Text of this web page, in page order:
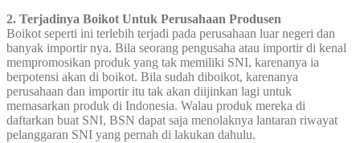
2. Terjadinya Boikot Untuk Perusahaan Produsen
Boikot seperti ini terlebih terjadi pada perusahaan luar negeri dan
banyak importir nya. Bila seorang pengusaha atau importir di kenal
mempromosikan produk yang tak memiliki SNI, karenanya ia
berpotensi akan di boikot. Bila sudah diboikot, karenanya
perusahaan dan importir itu tak akan diijinkan lagi untuk
memasarkan produk di Indonesia. Walau produk mereka di
daftarkan buat SNI, BSN dapat saja menolaknya lantaran riwayat
pelanggaran SNI yang pernah di lakukan dahulu.